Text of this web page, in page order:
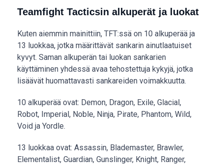
Teamfight Tacticsin alkuperät ja luokat
Kuten aiemmin mainittiin, TFT:ssä on 10 alkuperää ja
13 luokkaa, jotka määrittävät sankarin ainutlaatuiset
kyvyt. Saman alkuperän tai luokan sankarien
käyttäminen yhdessä avaa tehostettuja kykyjä, jotka
lisäävät huomattavasti sankareiden voimakkuutta.
10 alkuperää ovat: Demon, Dragon, Exile, Glacial,
Robot, Imperial, Noble, Ninja, Pirate, Phantom, Wild,
Void ja Yordle.
13 luokkaa ovat: Assassin, Blademaster, Brawler,
Elementalist, Guardian, Gunslinger, Knight, Ranger,